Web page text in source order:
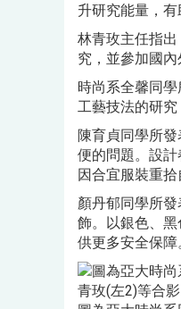
升研究能量，有
林青玫主任指
究，並參加國
時尚系全馨同
工藝技法的研
陳育貞同學所
便的問題。設
因合宜服裝重拾
顏丹郁同學所
飾。以銀色、
供更多安全保障